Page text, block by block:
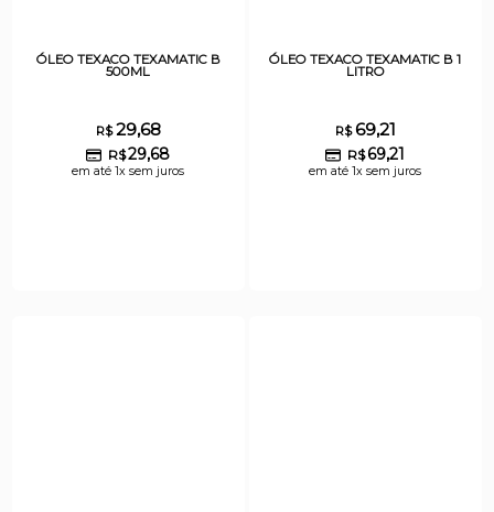
ÓLEO TEXACO TEXAMATIC B
500ML
R$29,68
R$29,68
em até 1x sem juros
ÓLEO TEXACO TEXAMATIC B 1
LITRO
R$69,21
R$69,21
em até 1x sem juros